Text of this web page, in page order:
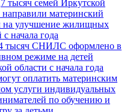
тысяч семей Иркутской
направили материнский
на улучшение жилищных
начала года
тысяч СНИЛС оформлено в
режиме на детей
области с начала года
оплатить материнским
услуги индивидуальных
по обучению и